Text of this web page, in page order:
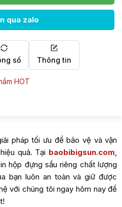
qua zalo
số Thông tin
HOT
pháp tối ưu để bảo vệ và vận
quả. Tại baobibigsun.com,
hộp đựng sầu riêng chất lượng
bạn luôn an toàn và giữ được
với chúng tôi ngay hôm nay để